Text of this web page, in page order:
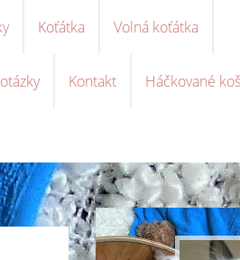
Koťátka Volná koťátka
Kontakt Háčkované